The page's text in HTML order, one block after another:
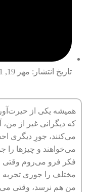
تاریخ انتشار: مهر 19, 1401
همیشه یکی از
که دیگرانی غیر از
می‌کنند، جورِ دیگری
می‌خواهند و چیزها را
فکر فرو می‌روم وقتی
مختلف را جوری
من هم نرسد، وقتی